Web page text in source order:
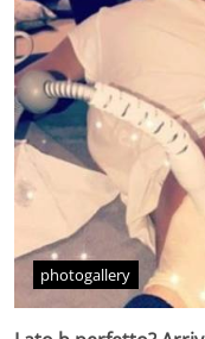
photogallery